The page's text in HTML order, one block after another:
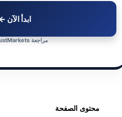
ابدأ الآن ←
مراجعة JustMarkets كاملة
محتوى الصفحة